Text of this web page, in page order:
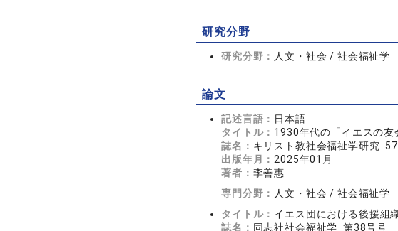
研究分野
研究分野： 人文・社会 / 社会福祉学
論文
記述言語： 日本語
タイトル： 1930年代の「イエスの友
誌名： キリスト教社会福祉学研究
出版年月： 2025年01月
著者： 李善惠
専門分野： 人文・社会 / 社会福祉学
タイトル： イエス団における後援組
誌名： 同志社社会福祉学 第38号号